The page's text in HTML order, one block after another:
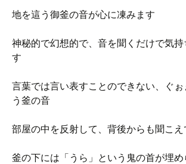
地を這う御釜の音が心に凍みます
神秘的で幻想的で、音を聞くだけで気持
す
言葉では言い表すことのできない、ぐ
う釜の音
部屋の中を反射して、背後からも聞こえ
釜の下には「うら」という鬼の首が埋め